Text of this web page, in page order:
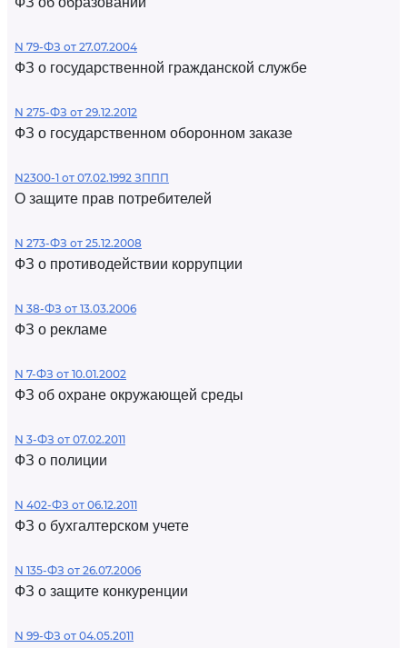
N 79-ФЗ от 27.07.2004
ФЗ о государственной гражданской службе
N 275-ФЗ от 29.12.2012
ФЗ о государственном оборонном заказе
N2300-1 от 07.02.1992 ЗППП
О защите прав потребителей
N 273-ФЗ от 25.12.2008
ФЗ о противодействии коррупции
N 38-ФЗ от 13.03.2006
ФЗ о рекламе
N 7-ФЗ от 10.01.2002
ФЗ об охране окружающей среды
N 3-ФЗ от 07.02.2011
ФЗ о полиции
N 402-ФЗ от 06.12.2011
ФЗ о бухгалтерском учете
N 135-ФЗ от 26.07.2006
ФЗ о защите конкуренции
N 99-ФЗ от 04.05.2011